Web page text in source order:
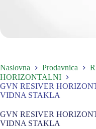
Naslovna Prodavnica
HORIZONTALNI
GVN RESIVER
VIDNA STAKLA
GVN RESIVER
VIDNA STAKLA